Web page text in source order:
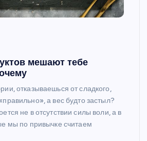
мешают тебе
отказываешься от сладкого,
а вес будто застыл?
не в отсутствии силы воли, а в
мы по привычке считаем